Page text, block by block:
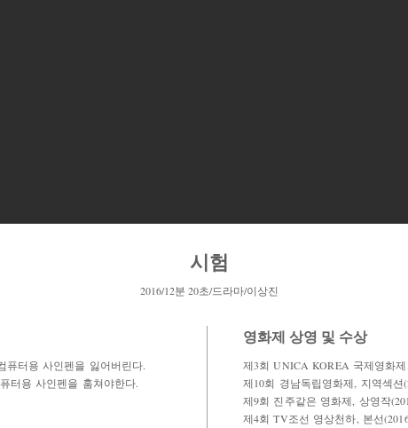
시험
2016/12분 20초/드라마/이상진
퓨터용 사인펜을 잃어버린다.
터용 사인펜을 훔쳐야한다.
영화제 상영 및 수상
제3회 UNICA KOREA 국제영화
제10회 경남독립영화제, 지역섹션
제9회 진주같은 영화제, 상영작
제4회 TV조선 영상천하, 본선